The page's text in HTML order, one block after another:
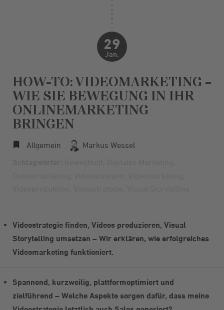
29
Jan.
HOW-TO: VIDEOMARKETING –
WIE SIE BEWEGUNG IN IHR
ONLINEMARKETING
BRINGEN
Allgemein Markus Wessel
Videostrategie finden, Videos produzieren, Visual
Storytelling umsetzen – Wir erklären, wie erfolgreiches
Videomarketing funktioniert.
Spannend, kurzweilig, plattformoptimiert und
zielführend – Welche Aspekte sorgen dafür, dass meine